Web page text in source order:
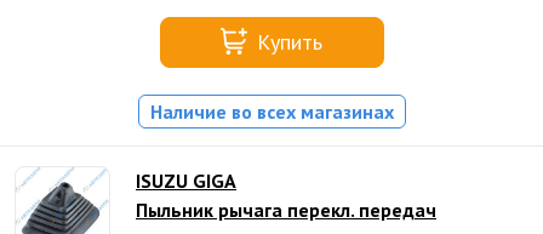
Купить
Наличие во всех магазинах
ISUZU GIGA
Пыльник рычага перекл. передач